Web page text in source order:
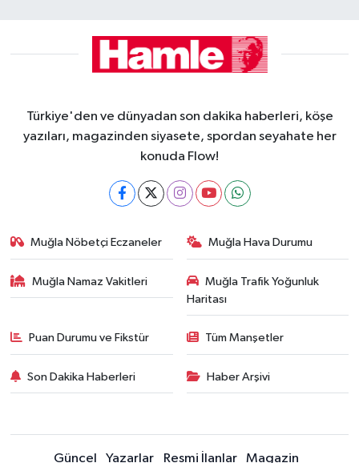
Türkiye'den ve dünyadan son dakika haberleri, köşe
yazıları, magazinden siyasete, spordan seyahate her
konuda Flow!
Muğla Nöbetçi Eczaneler Muğla Hava Durumu
Muğla Namaz Vakitleri
Muğla Trafik Yoğunluk
Haritası
Puan Durumu ve Fikstür Tüm Manşetler
Son Dakika Haberleri Haber Arşivi
Güncel Yazarlar Resmi İlanlar Magazin